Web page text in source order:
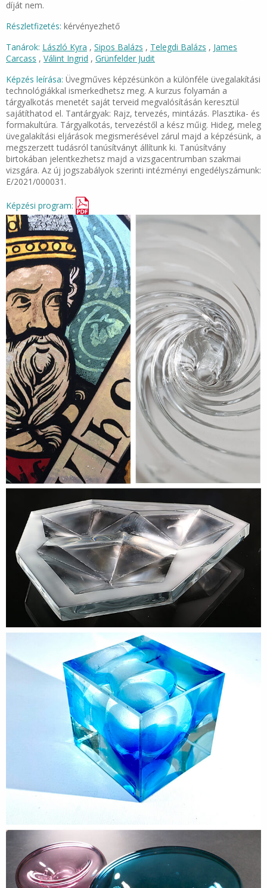
díját nem.
Részletfizetés: kérvényezhető
Tanárok: László Kyra , Sipos Balázs , Telegdi Balázs , James
Carcass , Válint Ingrid , Grünfelder Judit
Képzés leírása: Üvegműves képzésünkön a különféle üvegalakítási
technológiákkal ismerkedhetsz meg. A kurzus folyamán a
tárgyalkotás menetét saját terveid megvalósításán keresztül
sajátíthatod el. Tantárgyak: Rajz, tervezés, mintázás. Plasztika- és
formakultúra​. Tárgyalkotás, tervezéstől a kész műig. Hideg, meleg
üvegalakítási eljárások megismerésével zárul majd a képzésünk, a
megszerzett tudásról tanúsítványt állítunk ki. Tanúsítvány
birtokában jelentkezhetsz majd a vizsgacentrumban szakmai
vizsgára. Az új jogszabályok szerinti intézményi engedélyszámunk:
E/2021/000031.
Képzési program: